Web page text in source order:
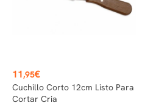
Prix
11,95€
Cuchillo Corto 12cm Listo Para
Cortar Cria